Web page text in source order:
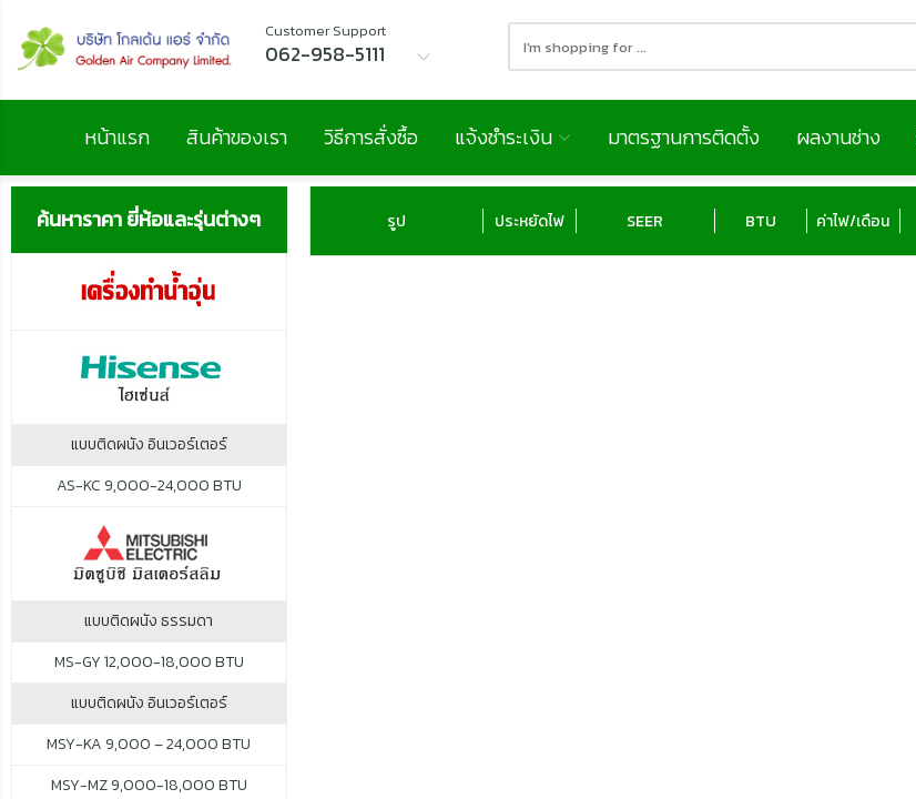
Customer Support
062-958-5111
Search
here
หน้าแรก สินค้าของเรา วิธีการสั่งซื้อ แจ้งชำระเงิน มาตรฐานการติดตั้ง ผลงานช่าง
รูป ประหยัดไฟ SEER BTU ค่าไฟ/เดือน
ค้นหาราคา ยี่ห้อและรุ่นต่างๆ
แบบติดผนัง อินเวอร์เตอร์
AS-KC 9,000-24,000 BTU
แบบติดผนัง ธรรมดา
MS-GY 12,000-18,000 BTU
แบบติดผนัง อินเวอร์เตอร์
MSY-KA 9,000 – 24,000 BTU
MSY-MZ 9,000-18,000 BTU